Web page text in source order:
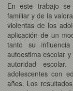
En este trabajo
familiar y de la
violentas de los
aplicación de un
tanto su
autoestima escolar
autoridad
adolescentes con
años. Los